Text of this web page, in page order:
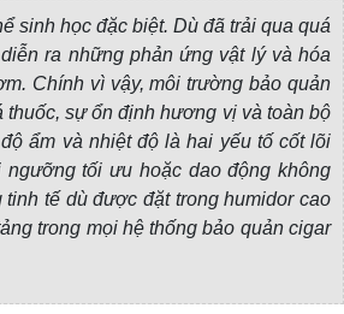
sinh học đặc biệt. Dù đã trải qua quá
ra những phản ứng vật lý và hóa
Chính vì vậy, môi trường bảo quản
sự ổn định hương vị và toàn bộ
ẩm và nhiệt độ là hai yếu tố cốt lõi
tối ưu hoặc dao động không
tế dù được đặt trong humidor cao
trong mọi hệ thống bảo quản cigar